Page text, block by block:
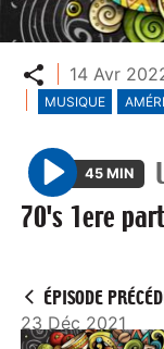
Partager
14 Avr
MUSIQUE
P
l
45 MIN
70's 1ere
ÉPISODE
23 Déc 2021